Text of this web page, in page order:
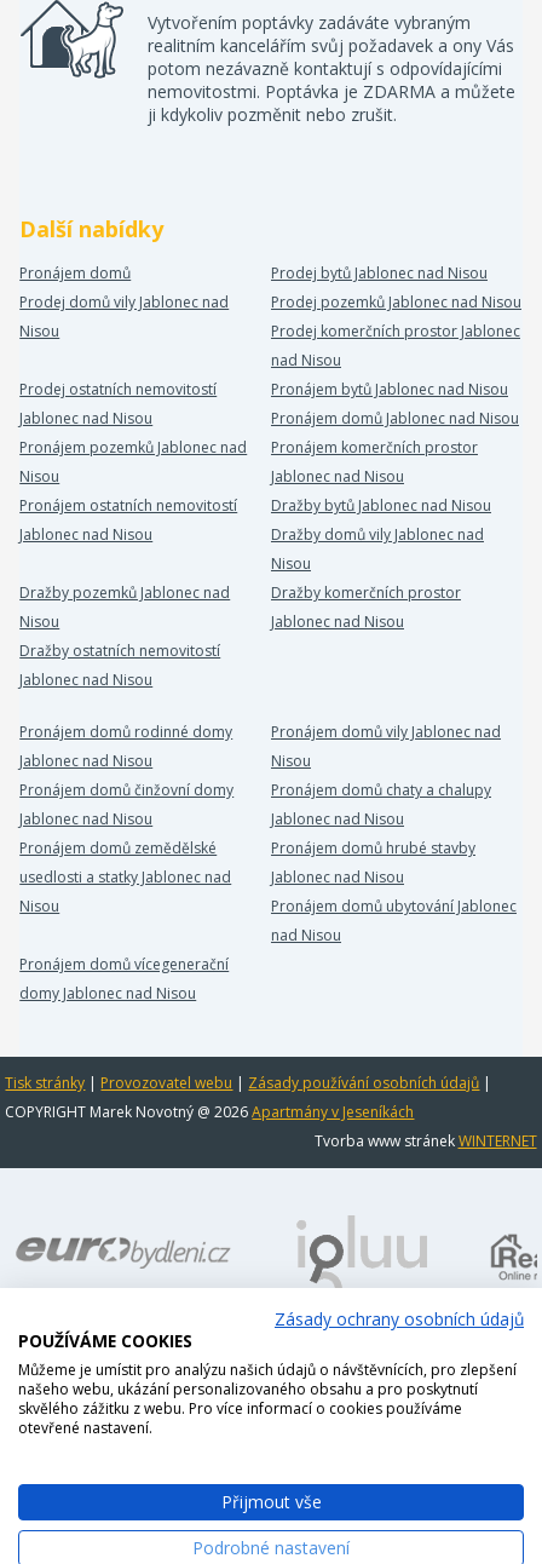
Vytvořením poptávky zadáváte vybraným
realitním kancelářím svůj požadavek a ony Vás
potom nezávazně kontaktují s odpovídajícími
nemovitostmi. Poptávka je ZDARMA a můžete
ji kdykoliv pozměnit nebo zrušit.
Další nabídky
Pronájem domů
Prodej bytů Jablonec nad Nisou
Prodej domů vily Jablonec nad
Nisou
Prodej pozemků Jablonec nad Nisou
Prodej komerčních prostor Jablonec
nad Nisou
Prodej ostatních nemovitostí
Jablonec nad Nisou
Pronájem bytů Jablonec nad Nisou
Pronájem domů Jablonec nad Nisou
Pronájem pozemků Jablonec nad
Nisou
Pronájem komerčních prostor
Jablonec nad Nisou
Pronájem ostatních nemovitostí
Jablonec nad Nisou
Dražby bytů Jablonec nad Nisou
Dražby domů vily Jablonec nad
Nisou
Dražby pozemků Jablonec nad
Nisou
Dražby komerčních prostor
Jablonec nad Nisou
Dražby ostatních nemovitostí
Jablonec nad Nisou
Pronájem domů rodinné domy
Jablonec nad Nisou
Pronájem domů vily Jablonec nad
Nisou
Pronájem domů činžovní domy
Jablonec nad Nisou
Pronájem domů chaty a chalupy
Jablonec nad Nisou
Pronájem domů zemědělské
usedlosti a statky Jablonec nad
Nisou
Pronájem domů hrubé stavby
Jablonec nad Nisou
Pronájem domů ubytování Jablonec
nad Nisou
Pronájem domů vícegenerační
domy Jablonec nad Nisou
Tisk stránky | Provozovatel webu | Zásady používání osobních údajů |
COPYRIGHT Marek Novotný @ 2026Apartmány v Jeseníkách
Tvorba www stránekWINTERNET
Zásady ochrany osobních údajů
POUŽÍVÁME COOKIES
Můžeme je umístit pro analýzu našich údajů o návštěvnících, pro zlepšení
našeho webu, ukázání personalizovaného obsahu a pro poskytnutí
skvělého zážitku z webu. Pro více informací o cookies používáme
otevřené nastavení.
Přijmout vše
Podrobné nastavení